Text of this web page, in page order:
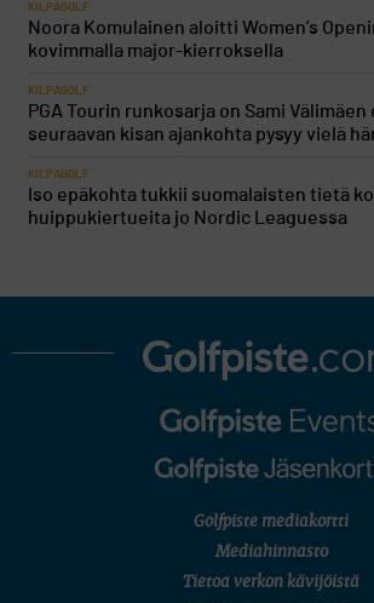
KILPAGOLF
Noora Komulainen aloitti Women’s
kovimmalla major-kierroksella
KILPAGOLF
PGA Tourin runkosarja on Sami Välimäen
seuraavan kisan ajankohta pysyy vielä
KILPAGOLF
Iso epäkohta tukkii suomalaisten tietä
huippukiertueita jo Nordic Leaguessa
Golfpiste mediakortti
Mediahinnasto
Tietoa verkon kävijöistä